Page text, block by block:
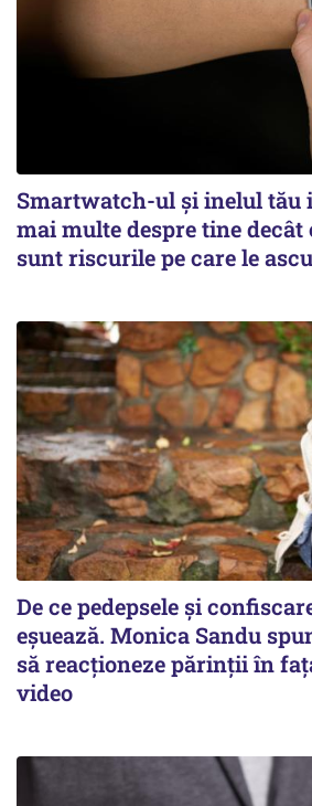
Smartwatch-ul și inelul tău
mai multe despre tine decât
sunt riscurile pe care le
De ce pedepsele și
eșuează. Monica Sandu
să reacționeze părinții în
video